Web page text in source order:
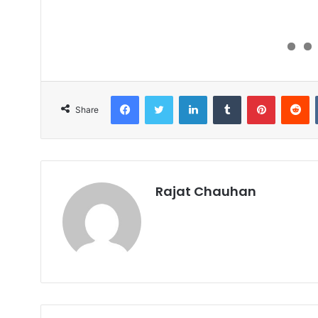
Share
FacebookTwitter LinkedInTumblr Pinterest
Rajat Chauhan